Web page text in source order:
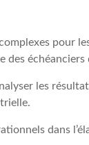
pour
échéanciers
les
dans